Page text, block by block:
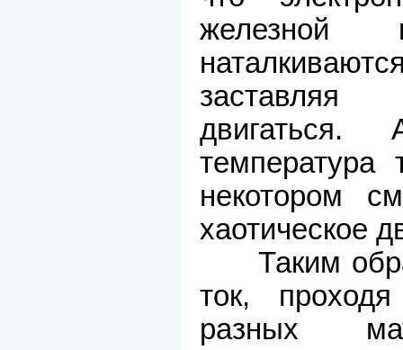
железной
некотором
хаотическое
Таким
ток,
разных